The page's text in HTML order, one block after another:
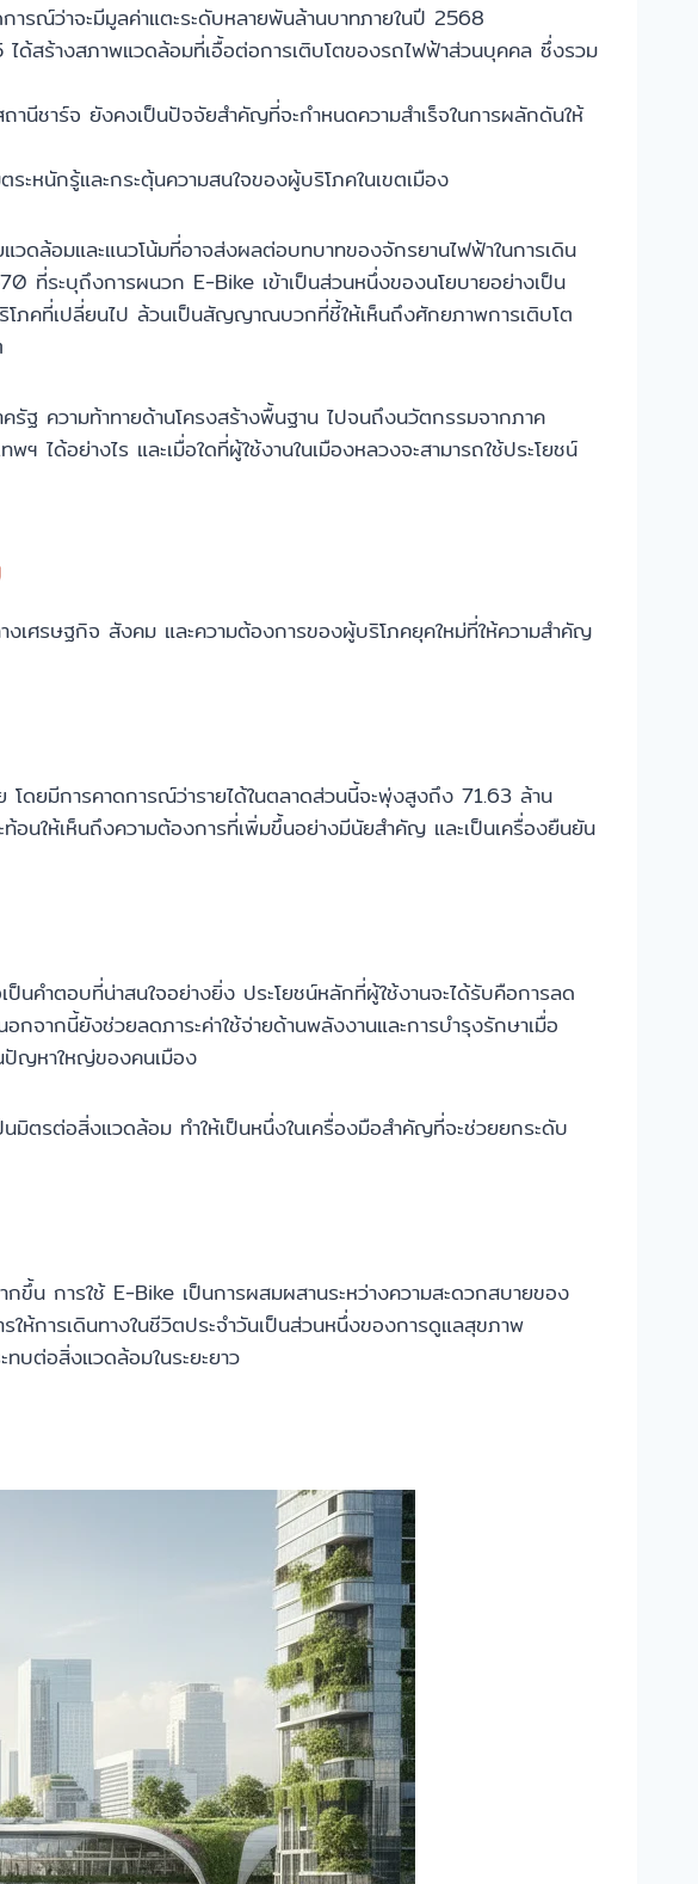
รณ์ว่าจะมีมูลค่าแตะระดับหลายพันล้านบาทภายในปี 2568
ด้สร้างสภาพแวดล้อมที่เอื้อต่อการเติบโตของรถไฟฟ้าส่วนบุคคล ซึ่งรวม
ชาร์จ ยังคงเป็นปัจจัยสำคัญที่จะกำหนดความสำเร็จในการผลักดันให้
ะหนักรู้และกระตุ้นความสนใจของผู้บริโภคในเขตเมือง
วดล้อมและแนวโน้มที่อาจส่งผลต่อบทบาทของจักรยานไฟฟ้าในการเดิน
ที่ระบุถึงการผนวก E-Bike เข้าเป็นส่วนหนึ่งของนโยบายอย่างเป็น
ภคที่เปลี่ยนไป ล้วนเป็นสัญญาณบวกที่ชี้ให้เห็นถึงศักยภาพการเติบโต
ฐ ความท้าทายด้านโครงสร้างพื้นฐาน ไปจนถึงนวัตกรรมจากภาค
ได้อย่างไร และเมื่อใดที่ผู้ใช้งานในเมืองหลวงจะสามารถใช้ประโยชน์
เศรษฐกิจ สังคม และความต้องการของผู้บริโภคยุคใหม่ที่ให้ความสำคัญ
โดยมีการคาดการณ์ว่ารายได้ในตลาดส่วนนี้จะพุ่งสูงถึง 71.63 ล้าน
ให้เห็นถึงความต้องการที่เพิ่มขึ้นอย่างมีนัยสำคัญ และเป็นเครื่องยืนยัน
คำตอบที่น่าสนใจอย่างยิ่ง ประโยชน์หลักที่ผู้ใช้งานจะได้รับคือการลด
กจากนี้ยังช่วยลดภาระค่าใช้จ่ายด้านพลังงานและการบำรุงรักษาเมื่อ
ปัญหาใหญ่ของคนเมือง
มิตรต่อสิ่งแวดล้อม ทำให้เป็นหนึ่งในเครื่องมือสำคัญที่จะช่วยยกระดับ
น การใช้ E-Bike เป็นการผสมผสานระหว่างความสะดวกสบายของ
การเดินทางในชีวิตประจำวันเป็นส่วนหนึ่งของการดูแลสุขภาพ
บต่อสิ่งแวดล้อมในระยะยาว